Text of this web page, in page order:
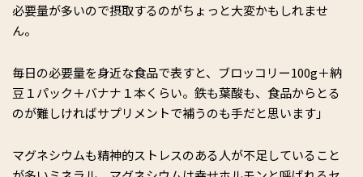
必要量が多いので摂取するのがちょっと大変かもしれませ
ん。
毎日の必要量を身近な食品で表すと、ブロッコリー100g＋納
豆１パック＋バナナ１本くらい。鉄も葉酸も、食品からとる
のが難しければサプリメントで補うのも手だと思います」
マグネシウムも精神的ストレスのある人が不足していること